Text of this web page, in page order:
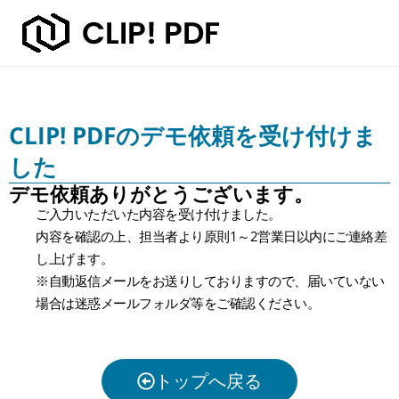
CLIP! PDFのデモ依頼を受け付けま
した
デモ依頼ありがとうございます。
ご入力いただいた内容を受け付けました。
内容を確認の上、担当者より原則1～2営業日以内にご連絡差
し上げます。
※自動返信メールをお送りしておりますので、届いていない
場合は迷惑メールフォルダ等をご確認ください。
トップへ戻る